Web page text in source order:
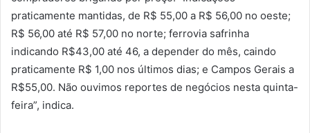
praticamente mantidas, de R$ 55,00 a R$ 56,00 no oeste;
R$ 56,00 até R$ 57,00 no norte; ferrovia safrinha
indicando R$43,00 até 46, a depender do mês, caindo
praticamente R$ 1,00 nos últimos dias; e Campos Gerais a
R$55,00. Não ouvimos reportes de negócios nesta quinta-
feira”, indica.